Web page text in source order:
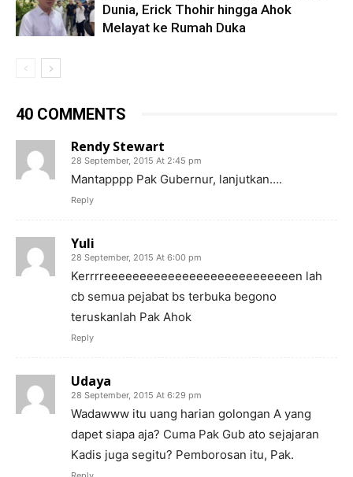
Dunia, Erick Thohir hingga Ahok
Melayat ke Rumah Duka
40 COMMENTS
Rendy Stewart
28 September, 2015 At 2:45 pm
Mantapppp Pak Gubernur, lanjutkan….
Reply
Yuli
28 September, 2015 At 6:00 pm
Kerrrreeeeeeeeeeeeeeeeeeeeeeeeeeen lah
cb semua pejabat bs terbuka begono
teruskanlah Pak Ahok
Reply
Udaya
28 September, 2015 At 6:29 pm
Wadawww itu uang harian golongan A yang
dapet siapa aja? Cuma Pak Gub ato sejajaran
Kadis juga segitu? Pemborosan itu, Pak.